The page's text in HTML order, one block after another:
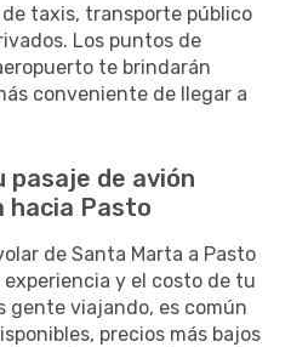
taxis, transporte público
Los puntos de
te brindarán
conveniente de llegar a
pasaje de avión
hacia Pasto
de Santa Marta a Pasto
y el costo de tu
gente viajando, es común
precios más bajos